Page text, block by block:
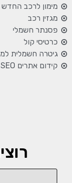
מימון לרכב החדש
מגזין רכב
פסנתר חשמלי
כרטיסי קול
גיטרה חשמלית
קידום אתרים SEO